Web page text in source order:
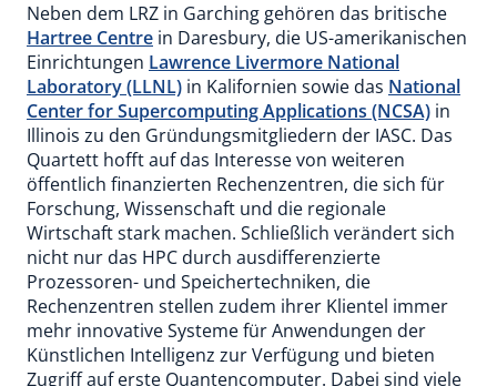
Neben dem LRZ in Garching gehören das britische
Hartree Centre in Daresbury, die US-amerikanischen
Einrichtungen Lawrence Livermore National
Laboratory (LLNL) in Kalifornien sowie das National
Center for Supercomputing Applications (NCSA) in
Illinois zu den Gründungsmitgliedern der IASC. Das
Quartett hofft auf das Interesse von weiteren
öffentlich finanzierten Rechenzentren, die sich für
Forschung, Wissenschaft und die regionale
Wirtschaft stark machen. Schließlich verändert sich
nicht nur das HPC durch ausdifferenzierte
Prozessoren- und Speichertechniken, die
Rechenzentren stellen zudem ihrer Klientel immer
mehr innovative Systeme für Anwendungen der
Künstlichen Intelligenz zur Verfügung und bieten
Zugriff auf erste Quantencomputer. Dabei sind viele